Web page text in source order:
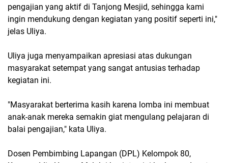
pengajian yang aktif di Tanjong Mesjid, sehingga kami
ingin mendukung dengan kegiatan yang positif seperti ini,"
jelas Uliya.
Uliya juga menyampaikan apresiasi atas dukungan
masyarakat setempat yang sangat antusias terhadap
kegiatan ini.
"Masyarakat berterima kasih karena lomba ini membuat
anak-anak mereka semakin giat mengulang pelajaran di
balai pengajian," kata Uliya.
Dosen Pembimbing Lapangan (DPL) Kelompok 80,